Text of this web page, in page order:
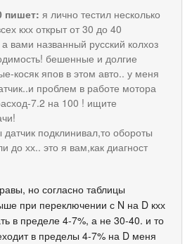
пишет: я лично тестил несколько
кхх открыт от 30 до 40
вами названный русский колхоз
бешенные и долгие
косяк япов в этом авто.. у меня
проблем в работе мотора
7.2 на 100 ! ищите
датчик подклинивал,то обороты
до хх.. это я вам,как диагност
но согласно таблицы
при переключении с N на D кхх
в пределе 4-7%, а не 30-40. и то
в пределы 4-7% на D меня